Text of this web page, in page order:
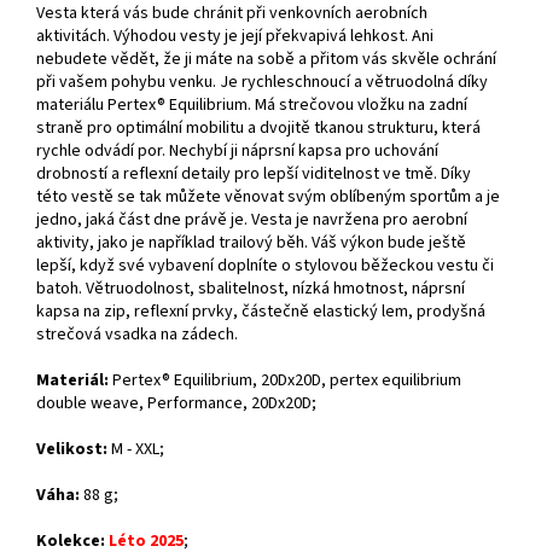
Vesta která vás bude chránit při venkovních aerobních
aktivitách. Výhodou vesty je její překvapivá lehkost. Ani
nebudete vědět, že ji máte na sobě a přitom vás skvěle ochrání
při vašem pohybu venku. Je rychleschnoucí a větruodolná díky
materiálu Pertex® Equilibrium. Má strečovou vložku na zadní
straně pro optimální mobilitu a dvojitě tkanou strukturu, která
rychle odvádí por. Nechybí ji náprsní kapsa pro uchování
drobností a reflexní detaily pro lepší viditelnost ve tmě. Díky
této vestě se tak můžete věnovat svým oblíbeným sportům a je
jedno, jaká část dne právě je. Vesta je navržena pro aerobní
aktivity, jako je například trailový běh. Váš výkon bude ještě
lepší, když své vybavení doplníte o stylovou běžeckou vestu či
batoh. Větruodolnost, sbalitelnost, nízká hmotnost, náprsní
kapsa na zip, reflexní prvky, částečně elastický lem, prodyšná
strečová vsadka na zádech.
Materiál: Pertex® Equilibrium, 20Dx20D, pertex equilibrium
double weave, Performance, 20Dx20D;
Velikost: M - XXL;
Váha: 88 g;
Kolekce: Léto 2025;